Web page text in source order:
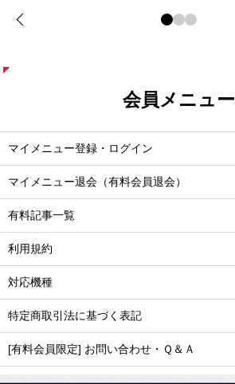
会員メニュー
マイメニュー登録・ログイン
マイメニュー退会（有料会員退会）
有料記事一覧
利用規約
対応機種
特定商取引法に基づく表記
[有料会員限定] お問い合わせ・Ｑ＆Ａ